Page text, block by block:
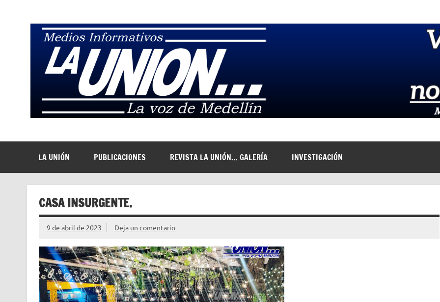
LA UNIÓN PUBLICACIONES REVISTA LA UNIÓN… GALERÍA INVESTIGACIÓN
CASA INSURGENTE.
9 de abril de 2023 Deja un comentario